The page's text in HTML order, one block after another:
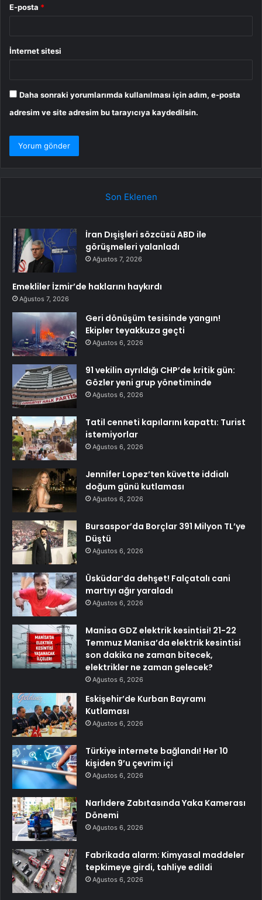
E-posta *
İnternet sitesi
Daha sonraki yorumlarımda kullanılması için adım, e-posta
adresim ve site adresim bu tarayıcıya kaydedilsin.
Son Eklenen
İran Dışişleri sözcüsü ABD ile
görüşmeleri yalanladı
Ağustos 7, 2026
Emekliler İzmir’de haklarını haykırdı
Ağustos 7, 2026
Geri dönüşüm tesisinde yangın!
Ekipler teyakkuza geçti
Ağustos 6, 2026
91 vekilin ayrıldığı CHP’de kritik gün:
Gözler yeni grup yönetiminde
Ağustos 6, 2026
Tatil cenneti kapılarını kapattı: Turist
istemiyorlar
Ağustos 6, 2026
Jennifer Lopez’ten küvette iddialı
doğum günü kutlaması
Ağustos 6, 2026
Bursaspor’da Borçlar 391 Milyon TL’ye
Düştü
Ağustos 6, 2026
Üsküdar’da dehşet! Falçatalı cani
martıyı ağır yaraladı
Ağustos 6, 2026
Manisa GDZ elektrik kesintisi! 21-22
Temmuz Manisa’da elektrik kesintisi
son dakika ne zaman bitecek,
elektrikler ne zaman gelecek?
Ağustos 6, 2026
Eskişehir’de Kurban Bayramı
Kutlaması
Ağustos 6, 2026
Türkiye internete bağlandı! Her 10
kişiden 9’u çevrim içi
Ağustos 6, 2026
Narlıdere Zabıtasında Yaka Kamerası
Dönemi
Ağustos 6, 2026
Fabrikada alarm: Kimyasal maddeler
tepkimeye girdi, tahliye edildi
Ağustos 6, 2026